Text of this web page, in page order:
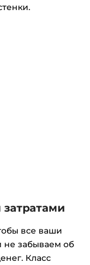
все ваши
не забываем об
Класс